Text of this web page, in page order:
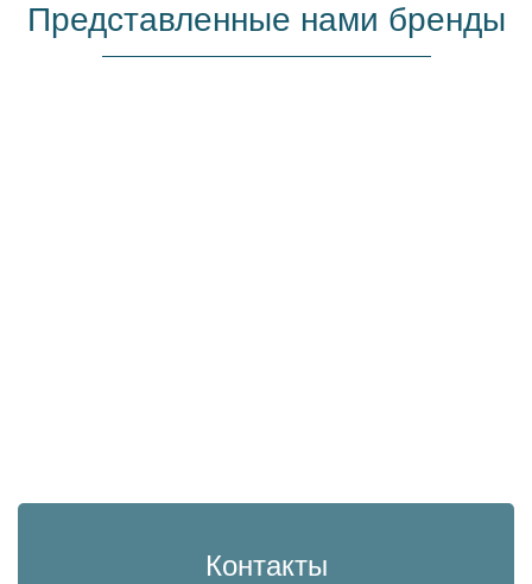
Представленные нами бренды
Контакты